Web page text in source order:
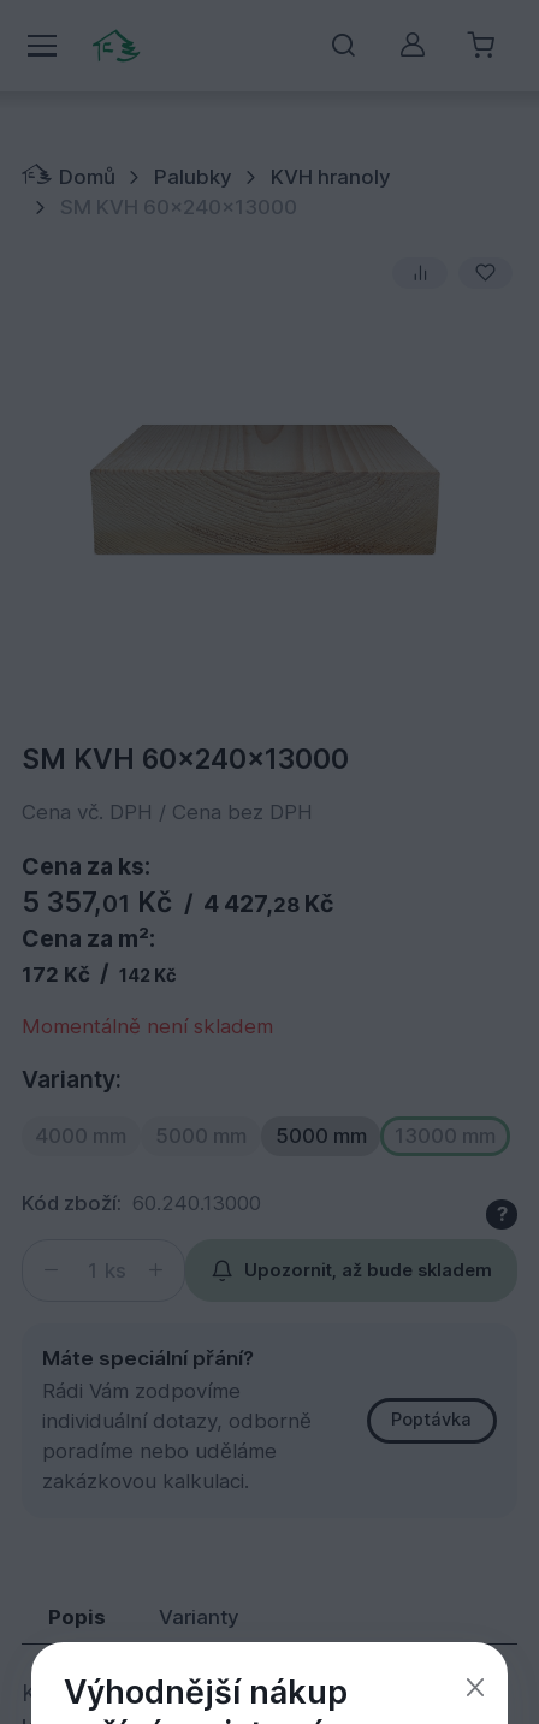
Můj účet
Domů Palubky
KVH hranoly
SM KVH 60x240x13000
SM KVH 60x240x13000
Cena vč. DPH / Cena bez DPH
Cena za ks:
5 357,01 Kč / 4 427,28Kč
Cena za m²:
172 Kč / 142 Kč
Momentálně není skladem
Varianty:
4000 mm 5000 mm 5000 mm 13000 mm
Kód zboží: 60.240.13000 ?
ks Upozornit, až bude skladem
Máte speciální přání?
Rádi Vám zodpovíme
individuální dotazy, odborně
poradíme nebo uděláme
zakázkovou kalkulaci.
Poptávka
Popis Varianty
Konstrukční masivní dřevo smrk KVH kvalita,
Výhodnější nákup